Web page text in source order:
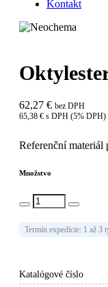
Kontakt
62,27 € bez DPH
65,38 € s DPH (5% DPH)
Referenční materiál
Množstvo
Termín expedície: 1 až 3
Katalógové číslo